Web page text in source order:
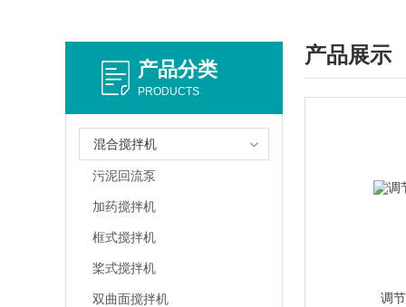
产品分类
PRODUCTS
混合搅拌机
污泥回流泵
加药搅拌机
框式搅拌机
桨式搅拌机
双曲面搅拌机
产品展示
调